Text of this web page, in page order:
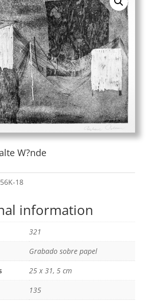
W?nde
18
information
321
Grabado sobre papel
25 x 31, 5 cm
135